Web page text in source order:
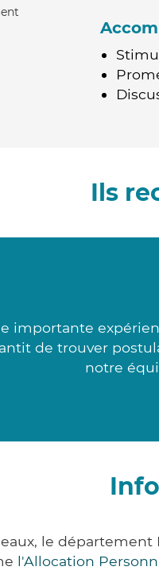
Ils
importante
de trouver
notre
le département
l'Allocation